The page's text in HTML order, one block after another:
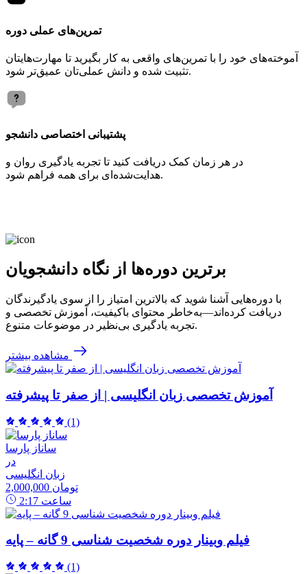
تمرین‌های عملی دوره
آموخته‌های خود را با تمرین‌های واقعی به کار بگیرید تا مهارت‌هایتان
تثبیت شده و دانش عملی‌تان عمیق‌تر شود.
پشتیبانی اختصاصی دانشجو
در هر زمان کمک دریافت کنید تا تجربه یادگیری روان و
هدایت‌شده‌ای برای همه فراهم شود.
برترین دوره‌ها از نگاه دانشجویان
با دوره‌هایی آشنا شوید که بالاترین امتیاز را از سوی یادگیرندگان
دریافت کرده‌اند—به‌خاطر محتوای باکیفیت، آموزش تخصصی و
تجربه یادگیری بی‌نظیر در موضوعات متنوع.
مشاهده بیشتر
آموزش تخصصی زبان انگلیسی | از صفر تا پیشرفته
(1)
ساناز پارسا
در
زبان انگلیسی
2,000,000 تومان
2:17 ساعت
فیلم وبینار دوره شخصیت شناسی 9 گانه – پایه
(1)